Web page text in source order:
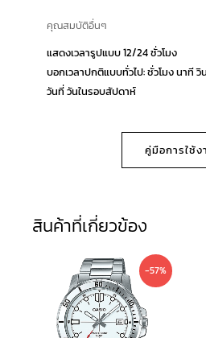
คุณสมบัติอื่นๆ
แสดงเวลารูปแบบ 12/24 ชั่วโมง
บอกเวลาปกติแบบทั่วไป: ชั่วโมง นาที วิ
วันที่ วันในรอบสัปดาห์
คู่มือการใช้ง
สินค้าที่เกี่ยวข้อง
-57%
Original
price
was:
2,800 ฿.
Current
price